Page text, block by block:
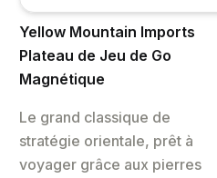
Yellow Mountain Imports
Plateau de Jeu de Go
Magnétique
Le grand classique de
stratégie orientale, prêt à
voyager grâce aux pierres